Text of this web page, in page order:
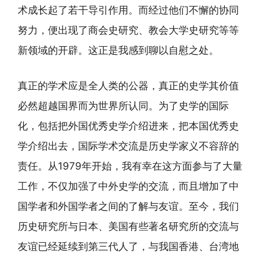
术成长起了若干导引作用。而经过他们不懈的协同
努力，便出现了商会史研究、教会大学史研究等等
新领域的开辟。这正是我感到聊以自慰之处。
真正的学术应是全人类的公器，真正的史学其价值
必然超越国界而为世界所认同。为了史学的国际
化，包括把外国优秀史学介绍进来，把本国优秀史
学介绍出去，国际学术交流是历史学家义不容辞的
责任。从1979年开始，我有幸在这方面参与了大量
工作，不仅加强了中外史学的交流，而且增加了中
国学者和外国学者之间的了解与友谊。至今，我们
历史研究所与日本、美国有些著名研究所的交流与
友谊已经延续到第三代人了，与我国香港、台湾地